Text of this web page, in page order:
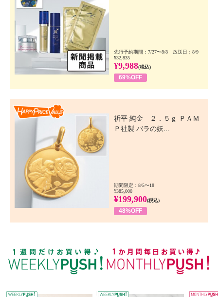
先行予約期間：7/27〜8/8 放送日：8/9
¥32,835
¥9,988(税込)
69%OFF
祈平 純金 ２．５ｇ ＰＡＭ
Ｐ社製 バラの妖...
期間限定：8/5〜18
¥385,000
¥199,900(税込)
48%OFF
WEEKLY PUSH